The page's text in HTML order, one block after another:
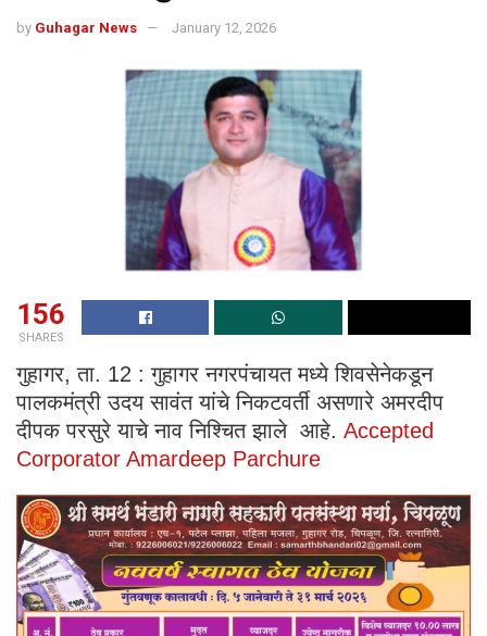
by Guhagar News January 12, 2026
156
SHARES
गुहागर, ता. 12 : गुहागर नगरपंचायत मध्ये शिवसेनेकडून
पालकमंत्री उदय सावंत यांचे निकटवर्ती असणारे अमरदीप
दीपक परसुरे याचे नाव निश्चित झाले आहे. Accepted
Corporator Amardeep Parchure